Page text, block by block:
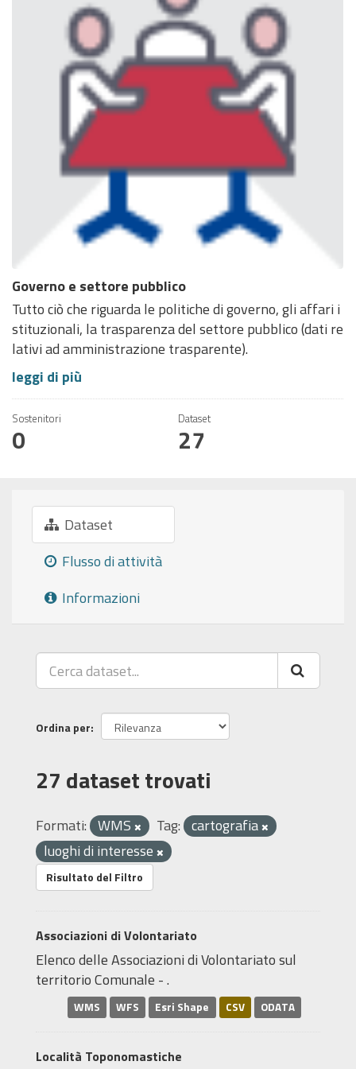
Governo e settore pubblico
Tutto ciò che riguarda le politiche di governo, gli affari i
stituzionali, la trasparenza del settore pubblico (dati re
lativi ad amministrazione trasparente).
leggi di più
Sostenitori
0
Dataset
27
Dataset
Flusso di attività
Informazioni
Ordina per
27 dataset trovati
Formati: WMS Tag: cartografia
luoghi di interesse
Risultato del Filtro
Associazioni di Volontariato
Elenco delle Associazioni di Volontariato sul
territorio Comunale - .
WMS WFS Esri Shape CSV ODATA
Località Toponomastiche